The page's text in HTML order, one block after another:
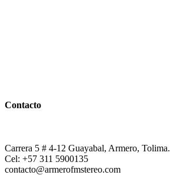
Contacto
Carrera 5 # 4-12 Guayabal, Armero, Tolima.
Cel: +57 311 5900135
contacto@armerofmstereo.com